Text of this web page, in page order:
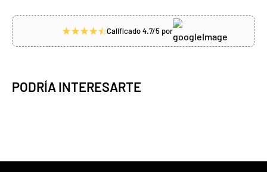
Calificado 4.7/5 por
PODRÍA INTERESARTE